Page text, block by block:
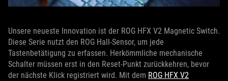
Unsere neueste Innovation ist der ROG HFX V2 Magnetic Switch.
Diese Serie nutzt den ROG Hall-Sensor, um jede
Tastenbetätigung zu erfassen. Herkömmliche mechanische
Schalter müssen erst in den Reset-Punkt zurückkehren, bevor
der nächste Klick registriert wird. Mit dem ROG HFX V2